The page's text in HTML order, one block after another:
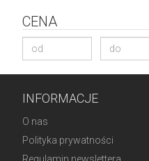
CENA
INFORMACJE
O nas
Polityka prywatności